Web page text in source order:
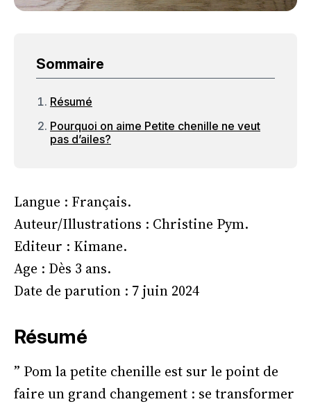
Sommaire
Résumé
Pourquoi on aime Petite chenille ne veut
pas d’ailes?
Langue : Français.
Auteur/Illustrations : Christine Pym.
Editeur : Kimane.
Age : Dès 3 ans.
Date de parution : 7 juin 2024
Résumé
” Pom la petite chenille est sur le point de
faire un grand changement : se transformer